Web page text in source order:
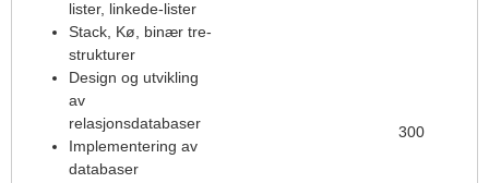
lister, linkede-lister
Stack, Kø, binær tre-
strukturer
Design og utvikling
av
relasjonsdatabaser
Implementering av
databaser
300